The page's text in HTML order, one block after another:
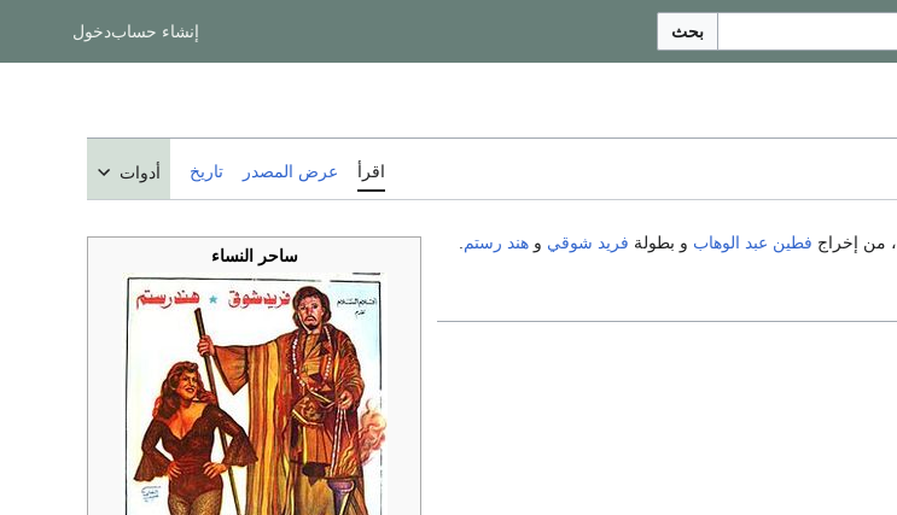
بحث إنشاء حسابدخول
اقرأ عرض المصدر تاريخ أدوات
ساحر النساء
، من إخراج فطين عبد الوهاب و بطولة فريد شوقي و هند رستم